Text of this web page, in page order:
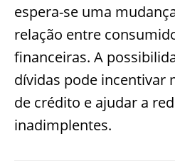
espera-se uma
relação entre
financeiras. A
dívidas pode incentivar
de crédito e ajudar a
inadimplentes.